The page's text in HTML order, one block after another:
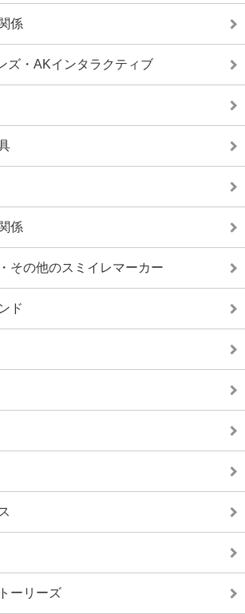
係
ズ・AKインタラクティブ
係
その他のスミイレマーカー
ド
ーリーズ